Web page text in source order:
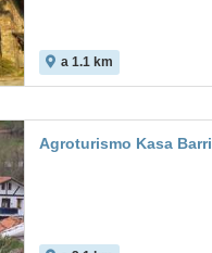
a 1.1 km
Agroturismo Kasa Barri